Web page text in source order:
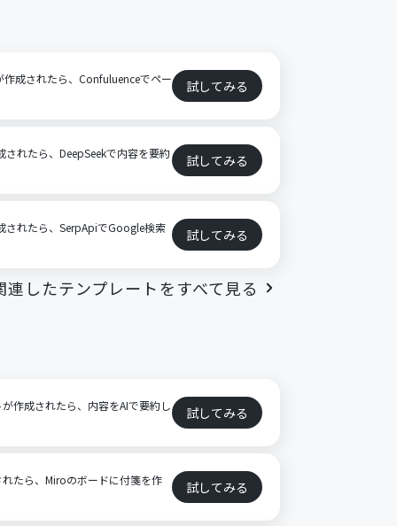
成されたら、Confuluenceでペー 試してみる
れたら、DeepSeekで内容を要約 試してみる
されたら、SerpApiでGoogle検索 試してみる
連したテンプレートをすべて見る
作成されたら、内容をAIで要約し 試してみる
たら、Miroのボードに付箋を作 試してみる